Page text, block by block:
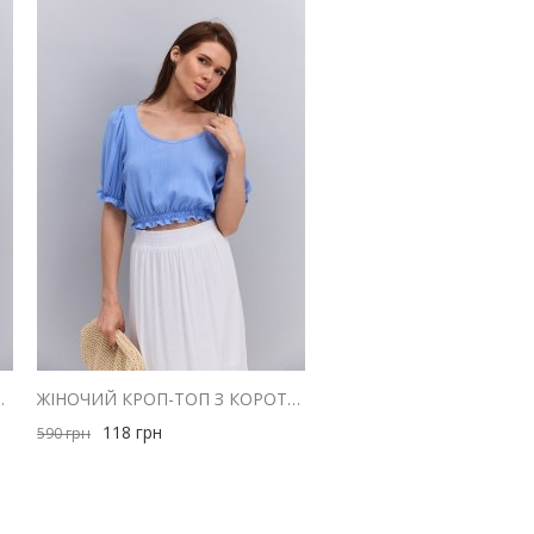
ГІРЧИЧНА ЖІНОЧИЙ КРОП-ТОП З КОРОТКИМИ РУКАВАМИ-ЛІХТАРИКАМИ БЛАКИТНИЙ
590грн 118 грн